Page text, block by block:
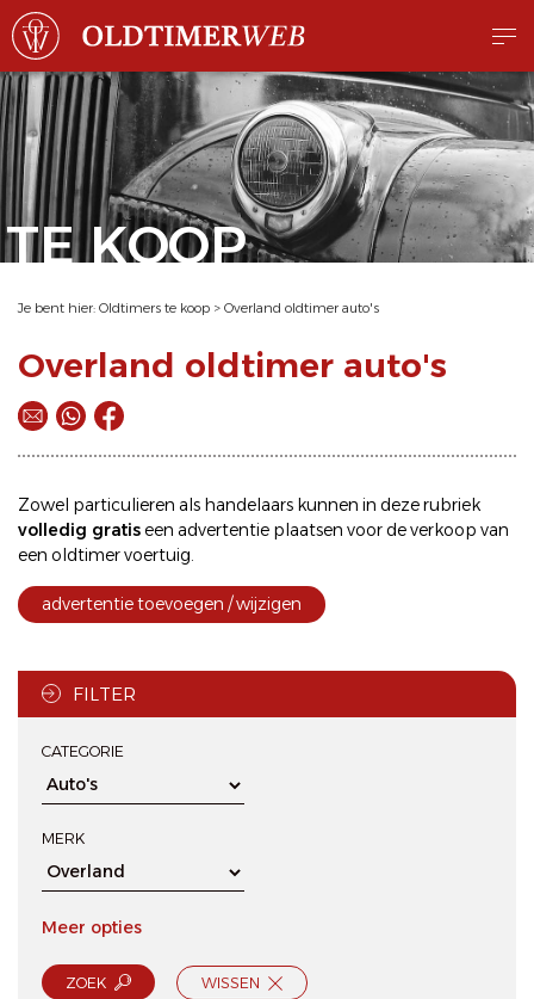
TE KOOP
Je bent hier: Oldtimers te koop > Overland oldtimer auto's
Overland oldtimer auto's
Zowel particulieren als handelaars kunnen in deze rubriek
volledig gratis een advertentie plaatsen voor deverkoop van
een oldtimer voertuig.
advertentie toevoegen / wijzigen
FILTER
CATEGORIE
MERK
Meer opties
ZOEK WISSEN